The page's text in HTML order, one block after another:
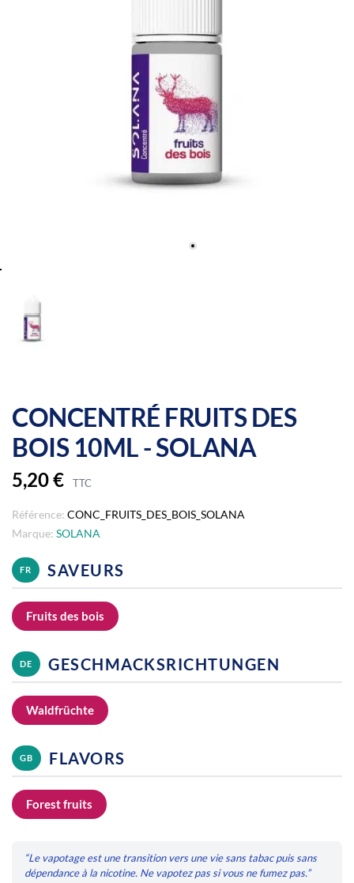
CONCENTRÉ FRUITS DES
BOIS 10ML - SOLANA
5,20 € TTC
Référence: CONC_FRUITS_DES_BOIS_SOLANA
Marque: SOLANA
FR SAVEURS
Fruits des bois
DE GESCHMACKSRICHTUNGEN
Waldfrüchte
GB FLAVORS
Forest fruits
“Le vapotage est une transition vers une vie sans tabac puis sans
dépendance à la nicotine. Ne vapotez pas si vous ne fumez pas.”